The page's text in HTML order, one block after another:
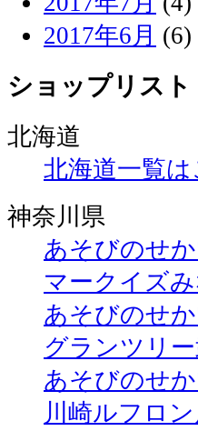
2017年6月 (6)
ショップリスト
北海道
北海道一覧は
神奈川県
あそびのせ
マークイズ
あそびのせ
グランツリ
あそびのせ
川崎ルフロ